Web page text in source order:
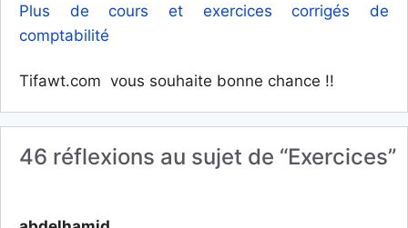
Plus de cours et exercices corrigés de
comptabilité
Tifawt.com vous souhaite bonne chance !!
46 réflexions au sujet de “Exercices”